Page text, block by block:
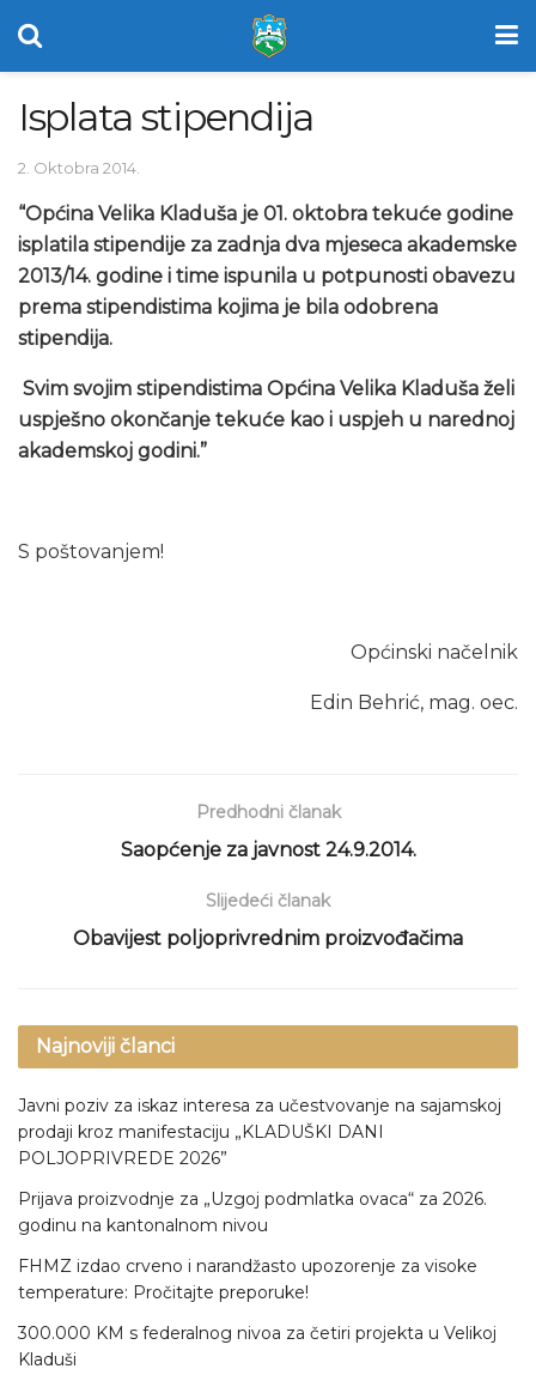
Isplata stipendija
2. Oktobra 2014.
“Općina Velika Kladuša je 01. oktobra tekuće godine
isplatila stipendije za zadnja dva mjeseca akademske
2013/14. godine i time ispunila u potpunosti obavezu
prema stipendistima kojima je bila odobrena
stipendija.
Svim svojim stipendistima Općina Velika Kladuša želi
uspješno okončanje tekuće kao i uspjeh u narednoj
akademskoj godini.”
S poštovanjem!
Općinski načelnik
Edin Behrić, mag. oec.
Predhodni članak
Saopćenje za javnost 24.9.2014.
Slijedeći članak
Obavijest poljoprivrednim proizvođačima
Najnoviji članci
Javni poziv za iskaz interesa za učestvovanje na sajamskoj
prodaji kroz manifestaciju „KLADUŠKI DANI
POLJOPRIVREDE 2026”
Prijava proizvodnje za „Uzgoj podmlatka ovaca“ za 2026.
godinu na kantonalnom nivou
FHMZ izdao crveno i narandžasto upozorenje za visoke
temperature: Pročitajte preporuke!
300.000 KM s federalnog nivoa za četiri projekta u Velikoj
Kladuši